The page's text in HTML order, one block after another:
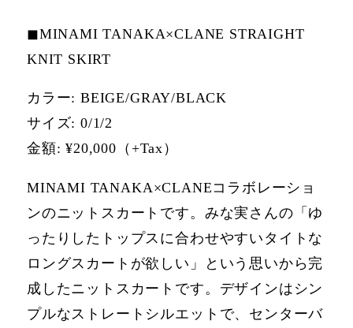
◼MINAMI TANAKA×CLANE STRAIGHT
KNIT SKIRT
カラー: BEIGE/GRAY/BLACK
サイズ: 0/1/2
⾦額: ¥20,000（+Tax）
MINAMI TANAKA×CLANEコラボレーショ
ンのニットスカートです。みな実さんの「ゆ
ったりしたトップスに合わせやすいタイトな
ロングスカートが欲しい」という思いから完
成したニットスカートです。デザインはシン
プルなストレートシルエットで、センターバ